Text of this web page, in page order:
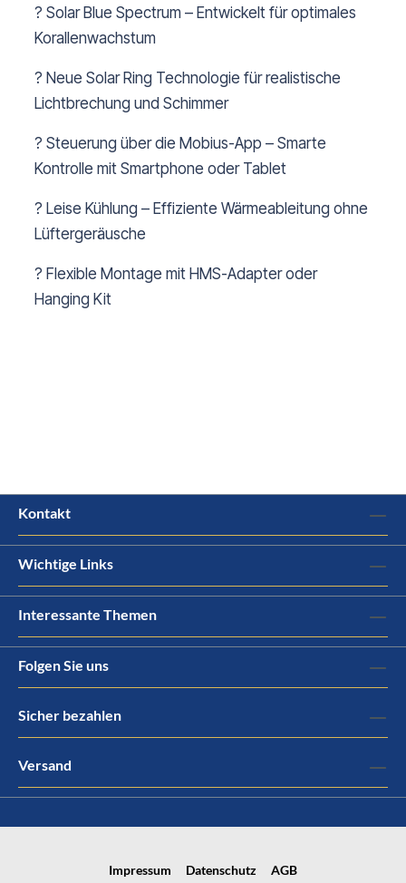
? Solar Blue Spectrum – Entwickelt für optimales
Korallenwachstum
? Neue Solar Ring Technologie für realistische
Lichtbrechung und Schimmer
? Steuerung über die Mobius-App – Smarte
Kontrolle mit Smartphone oder Tablet
? Leise Kühlung – Effiziente Wärmeableitung ohne
Lüftergeräusche
? Flexible Montage mit HMS-Adapter oder
Hanging Kit
Kontakt
Wichtige Links
Interessante Themen
Folgen Sie uns
Sicher bezahlen
Versand
Impressum Datenschutz AGB